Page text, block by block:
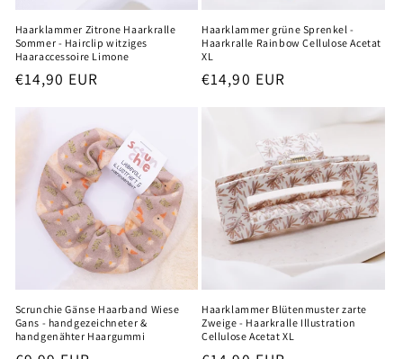
Haarklammer Zitrone Haarkralle
Sommer - Hairclip witziges
Haaraccessoire Limone
Normaler
€14,90 EUR
Haarklammer grüne Sprenkel -
Haarkralle Rainbow Cellulose Acetat
XL
Normaler
€14,90 EUR
Scrunchie Gänse Haarband Wiese
Gans - handgezeichneter &
handgenähter Haargummi
Haarklammer Blütenmuster zarte
Zweige - Haarkralle Illustration
Cellulose Acetat XL